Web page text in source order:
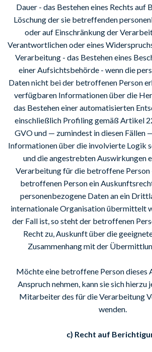
Dauer - das Bestehen eines Rechts auf
Löschung der sie betreffenden
oder auf Einschränkung der
Verantwortlichen oder eines
Verarbeitung - das Bestehen eines
einer Aufsichtsbehörde - wenn die
Daten nicht bei der betroffenen Person
verfügbaren Informationen über die
das Bestehen einer automatisierten
einschließlich Profiling gemäß Artikel
GVO und — zumindest in diesen Fällen
Informationen über die involvierte Logik
und die angestrebten Auswirkungen
Verarbeitung für die betroffene Person
betroffenen Person ein
personenbezogene Daten an ein
internationale Organisation übermittelt
der Fall ist, so steht der betroffenen
Recht zu, Auskunft über die
Zusammenhang mit der
Möchte eine betroffene Person dieses
Anspruch nehmen, kann sie sich hierzu
Mitarbeiter des für die Verarbeitung
wenden.
c) Recht auf